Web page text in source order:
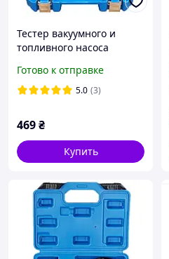
Тестер вакуумного и
топливного насоса
K03004, 6 элементов
Готово к отправке
5.0 (3)
469₴
Купить